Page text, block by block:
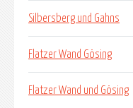
Silbersberg und Gahns
Flatzer Wand Gösing
Flatzer Wand und Gösing